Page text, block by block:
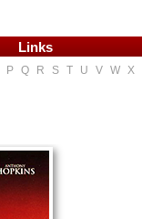
Links
P Q R S T U V W X